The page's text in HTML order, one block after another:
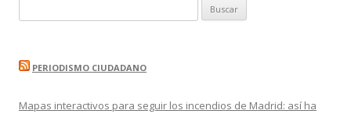
PERIODISMO CIUDADANO
Mapas interactivos para seguir los incendios de Madrid: así ha